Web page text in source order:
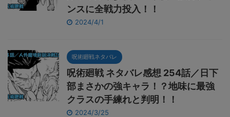
ンスに全戦力投入！！
2024/4/1
呪術廻戦ネタバレ
呪術廻戦 ネタバレ感想 254話／日下
部まさかの強キャラ！？地味に最強
クラスの手練れと判明！！
2024/3/25